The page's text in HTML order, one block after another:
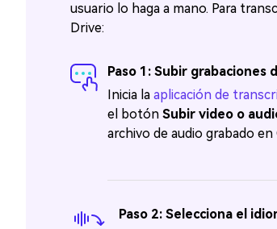
usuario lo haga a mano. Para
Drive:
Paso 1: Subir grabaciones
Inicia la aplicación de
el botón Subir video o
archivo de audio grabado
Paso 2: Selecciona el